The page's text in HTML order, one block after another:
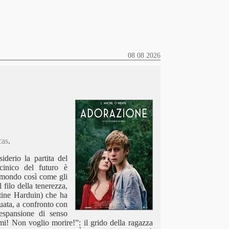
08 08 2026
.
la partita del
del futuro è
così come gli
della tenerezza,
Harduin) che ha
a confronto con
di senso
Non voglio morire!”: il grido della ragazza